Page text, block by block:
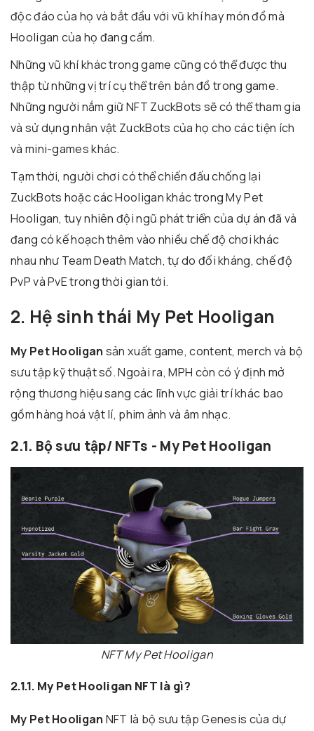
độc đáo của họ và bắt đầu với vũ khí hay món đồ mà
Hooligan của họ đang cầm.
Những vũ khí khác trong game cũng có thể được thu
thập từ những vị trí cụ thể trên bản đồ trong game.
Những người nắm giữ NFT ZuckBots sẽ có thể tham gia
và sử dụng nhân vật ZuckBots của họ cho các tiện ích
và mini-games khác.
Tạm thời, người chơi có thể chiến đấu chống lại
ZuckBots hoặc các Hooligan khác trong My Pet
Hooligan, tuy nhiên đội ngũ phát triển của dự án đã và
đang có kế hoạch thêm vào nhiều chế độ chơi khác
nhau như Team Death Match, tự do đối kháng, chế độ
PvP và PvE trong thời gian tới.
2. Hệ sinh thái My Pet Hooligan
My Pet Hooligan sản xuất game, content, merch và bộ
sưu tập kỹ thuật số. Ngoài ra, MPH còn có ý định mở
rộng thương hiệu sang các lĩnh vực giải trí khác bao
gồm hàng hoá vật lí, phim ảnh và âm nhạc.
2.1. Bộ sưu tập/ NFTs - My Pet Hooligan
NFT My Pet Hooligan
2.1.1. My Pet Hooligan NFT là gì?
My Pet Hooligan NFT là bộ sưu tập Genesis của dự